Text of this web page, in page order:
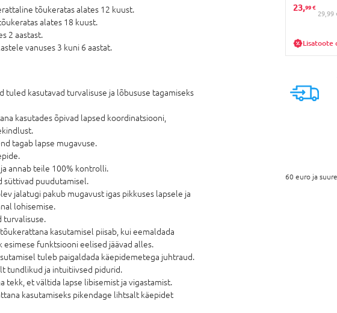
tõukeratas alates 12 kuust.
alates 18 kuust.
2 aastast.
vanuses 3 kuni 6 aastat.
tuled kasutavad turvalisuse ja lõbususe tagamiseks
kasutades õpivad lapsed koordinatsiooni,
tagab lapse mugavuse.
annab teile 100% kontrolli.
süttivad puudutamisel.
jalatugi pakub mugavust igas pikkuses lapsele ja
lohisemise.
turvalisuse.
kasutamisel piisab, kui eemaldada
esimese funktsiooni eelised jäävad alles.
tuleb paigaldada käepidemetega juhtraud.
tundlikud ja intuitiivsed pidurid.
tekk, et vältida lapse libisemist ja vigastamist.
kasutamiseks pikendage lihtsalt käepidet
201
36,76 €
45,95 €
Lisatoote ostmisel e-poes
23,99 €
29,99
Lisatoote
60 euro ja